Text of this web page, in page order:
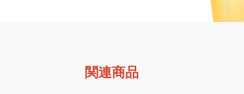
関連商品